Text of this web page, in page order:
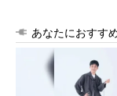
あなたにおすす